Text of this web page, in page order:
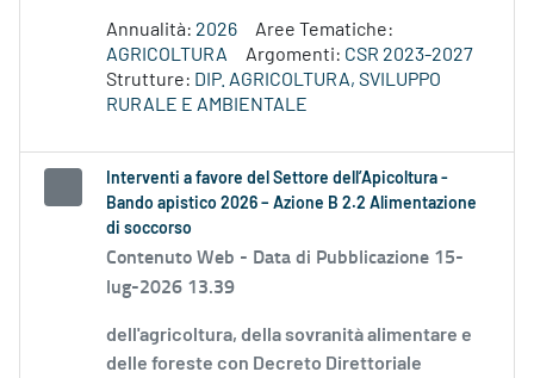
Annualità: 2026
Aree Tematiche:
AGRICOLTURA
Argomenti: CSR 2023-2027
Strutture: DIP. AGRICOLTURA, SVILUPPO
RURALE E AMBIENTALE
Interventi a favore del Settore dell’Apicoltura -
Bando apistico 2026 – Azione B 2.2 Alimentazione
di soccorso
Contenuto Web - Data di Pubblicazione 15-
lug-2026 13.39
dell'agricoltura, della sovranità alimentare e
delle foreste con Decreto Direttoriale